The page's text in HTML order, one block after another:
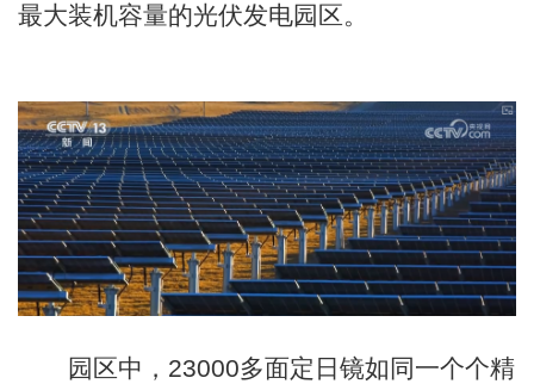
最大装机容量的光伏发电园区。
园区中，23000多面定日镜如同一个个精